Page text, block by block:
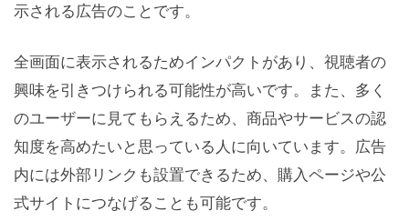
示される広告のことです。
全画面に表示されるためインパクトがあり、視聴者の
興味を引きつけられる可能性が高いです。また、多く
のユーザーに見てもらえるため、商品やサービスの認
知度を高めたいと思っている人に向いています。広告
内には外部リンクも設置できるため、購入ページや公
式サイトにつなげることも可能です。